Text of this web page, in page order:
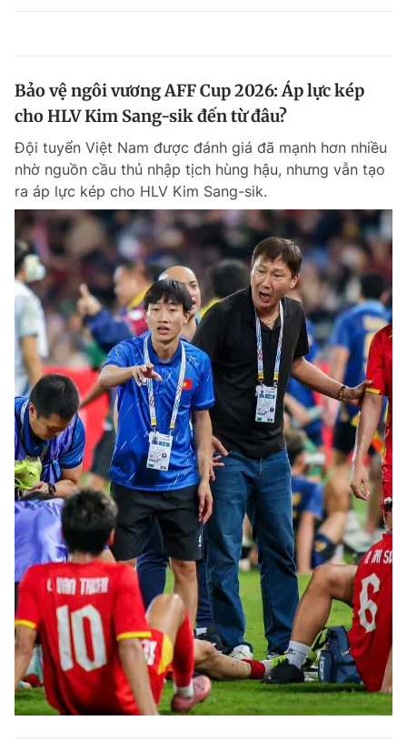
Bảo vệ ngôi vương AFF Cup 2026: Áp lực kép
cho HLV Kim Sang-sik đến từ đâu?
Đội tuyển Việt Nam được đánh giá đã mạnh hơn nhiều
nhờ nguồn cầu thủ nhập tịch hùng hậu, nhưng vẫn tạo
ra áp lực kép cho HLV Kim Sang-sik.